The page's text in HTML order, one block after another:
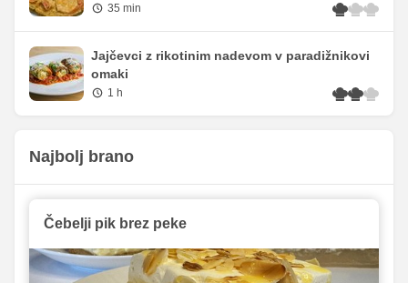
35 min
Jajčevci z rikotinim nadevom v paradižnikovi
omaki
1 h
Najbolj brano
Čebelji pik brez peke